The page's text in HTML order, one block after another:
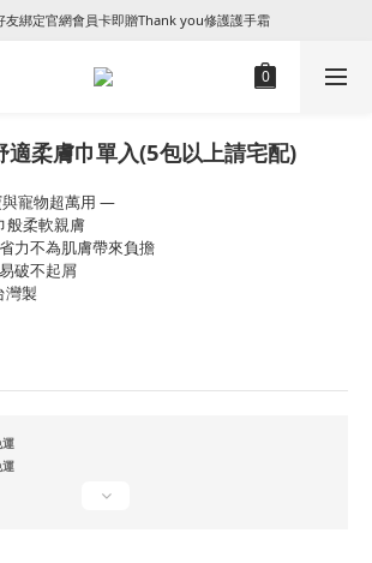
加入會員及填寫生日享NT$50 + 生日禮金 ꒱
友綁定官網會員卡即贈Thank you修護護手霜
適柔膚巾單入(5包以上請宅配)
寵物超萬用 —
般柔軟親膚
力不為肌膚帶來負擔
破不起屑
灣製